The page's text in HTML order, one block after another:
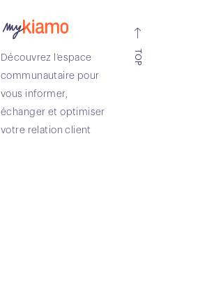
Découvrez l’espace
communautaire pour
vous informer,
échanger et optimiser
votre relation client
TOP